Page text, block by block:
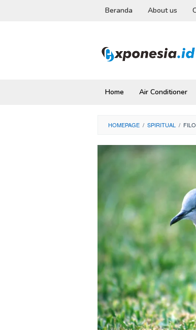
Beranda About us
Home Air Conditioner
HOMEPAGE / SPIRITUAL /